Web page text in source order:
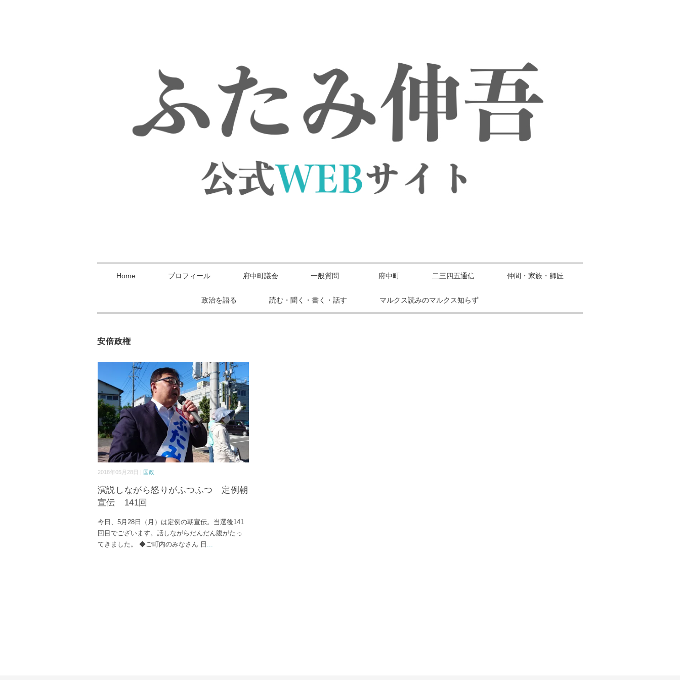
Home プロフィール 府中町議会 一般質問 府中町 二三四五通信 仲間・家族・師匠
政治を語る 読む・聞く・書く・話す マルクス読みのマルクス知らず
安倍政権
2018年05月28日 | 国政
演説しながら怒りがふつふつ 定例朝
宣伝 141回
今日、5月28日（月）は定例の朝宣伝。当選後141
回目でございます。話しながらだんだん腹がたっ
てきました。 ◆ご町内のみなさん 日